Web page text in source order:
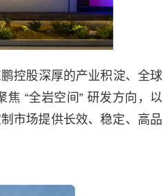
控股深厚的产业积淀、全球
“全岩空间” 研发方向，以
市场提供长效、稳定、高品